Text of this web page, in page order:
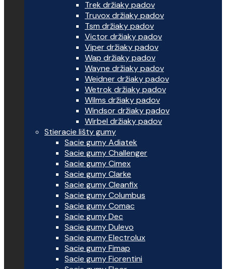
Trek držiaky padov
Truvox držiaky padov
Tsm držiaky padov
Victor držiaky padov
Viper držiaky padov
Wap držiaky padov
Wayne držiaky padov
Weidner držiaky padov
Wetrok držiaky padov
Wilms držiaky padov
Windsor držiaky padov
Wirbel držiaky padov
Stieracie lišty gumy
Sacie gumy Adiatek
Sacie gumy Challenger
Sacie gumy Cimex
Sacie gumy Clarke
Sacie gumy Cleanfix
Sacie gumy Columbus
Sacie gumy Comac
Sacie gumy Dec
Sacie gumy Dulevo
Sacie gumy Electrolux
Sacie gumy Fimap
Sacie gumy Fiorentini